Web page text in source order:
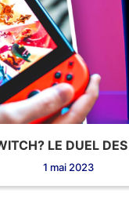
LE DUEL
1 mai 2023